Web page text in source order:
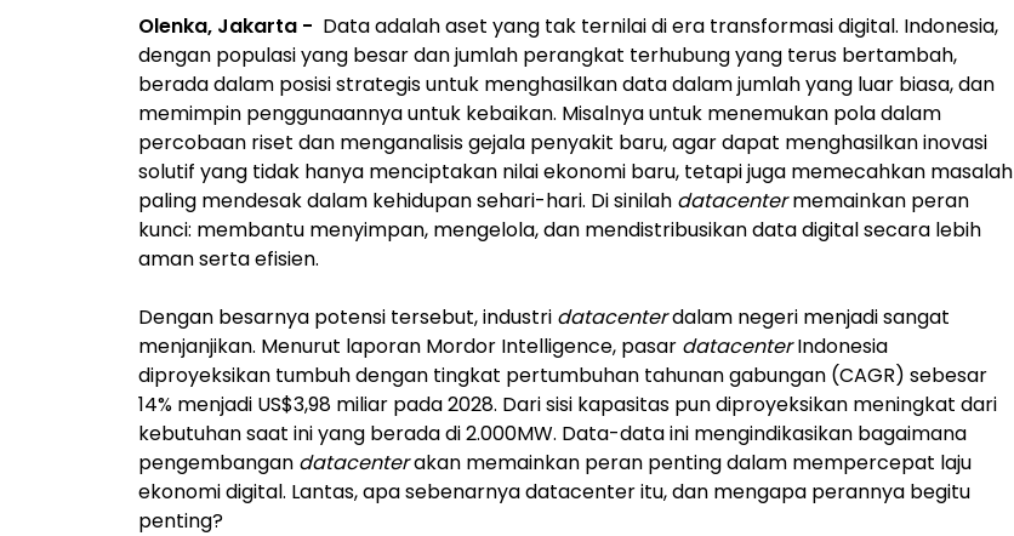
Olenka, Jakarta - Data adalah aset yang tak ternilai di era transformasi digital. Indonesia,
dengan populasi yang besar dan jumlah perangkat terhubung yang terus bertambah,
berada dalam posisi strategis untuk menghasilkan data dalam jumlah yang luar biasa, dan
memimpin penggunaannya untuk kebaikan. Misalnya untuk menemukan pola dalam
percobaan riset dan menganalisis gejala penyakit baru, agar dapat menghasilkan inovasi
solutif yang tidak hanya menciptakan nilai ekonomi baru, tetapi juga memecahkan masalah
paling mendesak dalam kehidupan sehari-hari. Di sinilah datacentermemainkan peran
kunci: membantu menyimpan, mengelola, dan mendistribusikan data digital secara lebih
aman serta efisien.
Dengan besarnya potensi tersebut, industri datacenterdalam negeri menjadi sangat
menjanjikan. Menurut laporan Mordor Intelligence, pasar datacenterIndonesia
diproyeksikan tumbuh dengan tingkat pertumbuhan tahunan gabungan (CAGR) sebesar
14% menjadi US$3,98 miliar pada 2028. Dari sisi kapasitas pun diproyeksikan meningkat dari
kebutuhan saat ini yang berada di 2.000MW. Data-data ini mengindikasikan bagaimana
pengembangan datacenterakan memainkan peran penting dalam mempercepat laju
ekonomi digital. Lantas, apa sebenarnya datacenter itu, dan mengapa perannya begitu
penting?